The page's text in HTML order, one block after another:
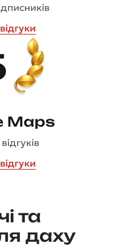
Maps
та
даху